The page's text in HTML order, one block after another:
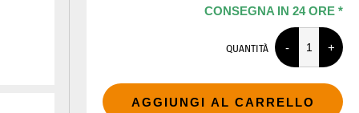
CONSEGNA IN 24 ORE *
QUANTITÀ
AGGIUNGI AL CARRELLO